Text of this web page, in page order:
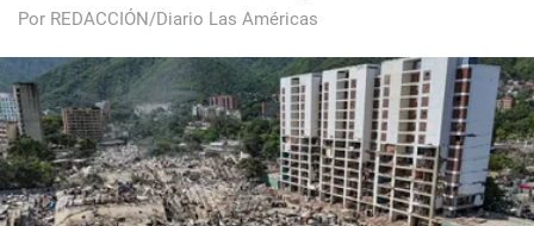
Por REDACCIÓN/Diario Las Américas